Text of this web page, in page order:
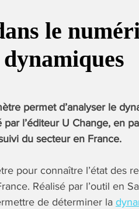
le
permet d’analyser le
l’éditeur U Change, en
du secteur en France.
pour connaître l’état des
Réalisé par l’outil en
de déterminer la